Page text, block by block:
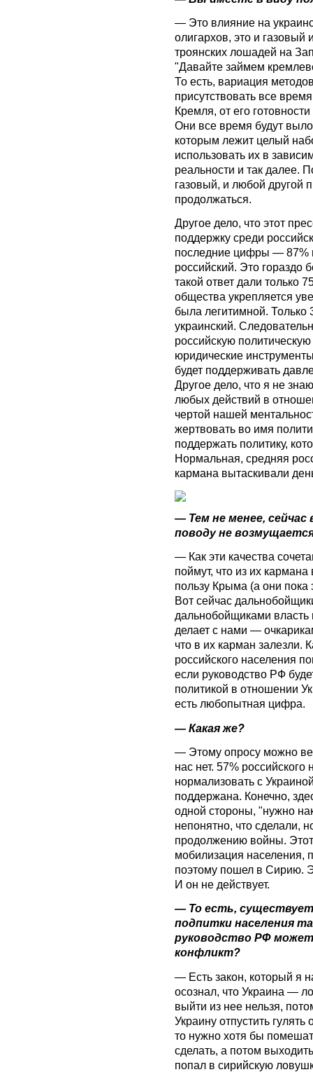
— Это влияние на
олигархов, это и газовый
троянских лошадей на
"Давайте займем
То есть, вариация
присутствовать все
Кремля, от его
Они все время будут
которым лежит целый
использовать их в
реальности и так далее.
газовый, и любой другой
продолжаться.
Другое дело, что этот
поддержку среди
последние цифры — 87%
российский. Это гораздо
такой ответ дали только
общества укрепляется
была легитимной. Только
украинский.
российскую
юридические
будет поддерживать
Другое дело, что я не
любых действий в
чертой нашей
жертвовать во имя
поддержать политику,
Нормальная, средняя
кармана вытаскивали
— Тем не менее,
поводу не
— Как эти качества
поймут, что из их
пользу Крыма (а они пока
Вот сейчас
дальнобойщиками власть
делает с нами —
что в их карман залезли.
российского населения
если руководство РФ
политикой в отношении
есть любопытная цифра.
— Какая же?
— Этому опросу можно
нас нет. 57% российского
нормализовать с
поддержана. Конечно,
одной стороны, "нужно
непонятно, что сделали,
продолжению войны.
мобилизация населения,
поэтому пошел в Сирию.
И он не действует.
— То есть,
подпитки населения
руководство РФ
конфликт?
— Есть закон, который я
осознал, что Украина —
выйти из нее нельзя,
Украину отпустить
то нужно хотя бы
сделать, а потом
попал в сирийскую